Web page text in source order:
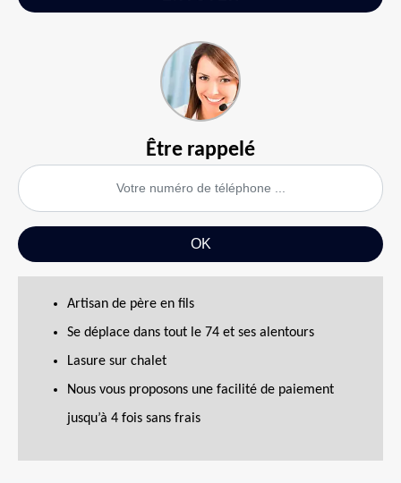
Être rappelé
Artisan de père en fils
Se déplace dans tout le 74 et ses alentours
Lasure sur chalet
Nous vous proposons une facilité de paiement
jusqu’à 4 fois sans frais